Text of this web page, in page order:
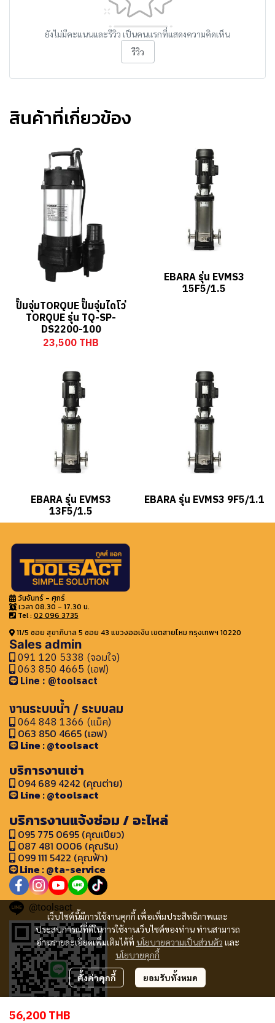
ยังไม่มีคะแนนและรีวิว เป็นคนแรกที่แสดงความคิดเห็น
รีวิว
สินค้าที่เกี่ยวข้อง
ปั๊มจุ่มTORQUE ปั๊มจุ่มไดโว่
TORQUE รุ่น TQ-SP-
DS2200-100
23,500 THB
EBARA รุ่น EVMS3
15F5/1.5
EBARA รุ่น EVMS3
13F5/1.5
EBARA รุ่น EVMS3 9F5/1.1
56,200 THB
เว็บไซต์นี้มีการใช้งานคุกกี้ เพื่อเพิ่มประสิทธิภาพและ
ประสบการณ์ที่ดีในการใช้งานเว็บไซต์ของท่าน ท่านสามารถ
อ่านรายละเอียดเพิ่มเติมได้ที่ นโยบายความเป็นส่วนตัว และ
นโยบายคุกกี้
ตั้งค่าคุกกี้ ยอมรับทั้งหมด
วันจันทร์ - ศุกร์
เวลา 08.30 - 17.30 น.
Tel : 02 096 3735
11/5 ซอย สุขาภิบาล 5 ซอย 43 แขวงออเงิน เขตสายไหม กรุงเทพฯ 10220
Sales admin
091 120 5338 (จอมใจ)
063 850 4665 (เอฟ)
Line : @toolsact
งานระบบน้ำ / ระบบลม
064 848 1366 (แม็ค)
063 850 4665 (เอฟ)
Line : @toolsact
บริการงานเช่า
094 689 4242 (คุณต่าย)
Line : @toolsact
บริการงานแจ้งซ่อม / อะไหล่
095 775 0695 (คุณเปียว)
087 481 0006 (คุณริน)
099 111 5422 (คุณฟ้า)
Line : @ta-service
@toolsact